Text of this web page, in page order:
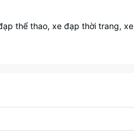
thể thao, xe đạp thời trang, xe